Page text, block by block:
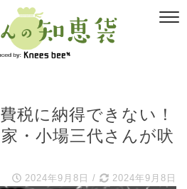
税に納得できない！
・小場三代さんが吠
2024年9月8日 / 2024年9月8日